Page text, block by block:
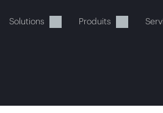
Solutions Produits